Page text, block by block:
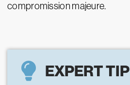
compromission majeure.
EXPERT TIP